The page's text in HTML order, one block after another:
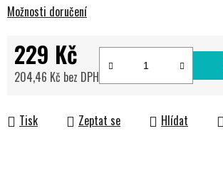
Možnosti doručení
229 Kč
204,46 Kč bez DPH
Tisk Zeptat se Hlídat